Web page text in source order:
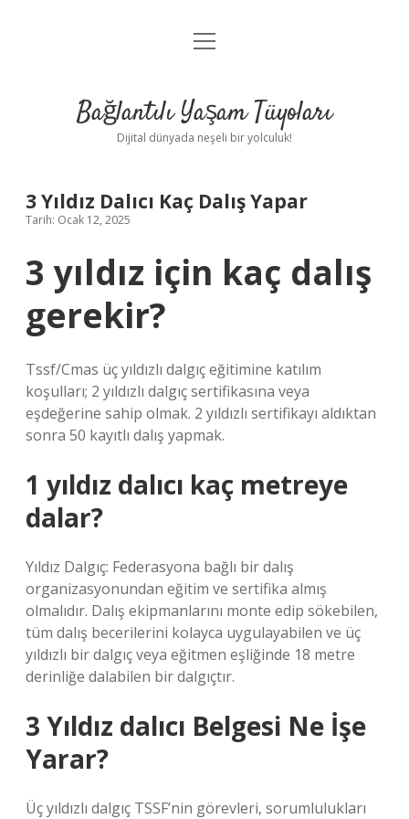
Anasayfa
Yasal Uyarı
menüyü
Bağlantılı Yaşam Tüyoları
Dijital dünyada neşeli bir yolculuk!
3 Yıldız Dalıcı Kaç Dalış Yapar
Tarih: Ocak 12, 2025
3 yıldız için kaç dalış
gerekir?
Tssf/Cmas üç yıldızlı dalgıç eğitimine katılım
koşulları; 2 yıldızlı dalgıç sertifikasına veya
eşdeğerine sahip olmak. 2 yıldızlı sertifikayı aldıktan
sonra 50 kayıtlı dalış yapmak.
1 yıldız dalıcı kaç metreye
dalar?
Yıldız Dalgıç: Federasyona bağlı bir dalış
organizasyonundan eğitim ve sertifika almış
olmalıdır. Dalış ekipmanlarını monte edip sökebilen,
tüm dalış becerilerini kolayca uygulayabilen ve üç
yıldızlı bir dalgıç veya eğitmen eşliğinde 18 metre
derinliğe dalabilen bir dalgıçtır.
3 Yıldız dalıcı Belgesi Ne İşe
Yarar?
Üç yıldızlı dalgıç TSSF’nin görevleri, sorumlulukları